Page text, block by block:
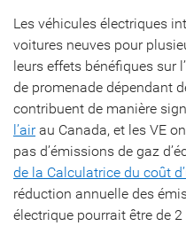
Les véhicules électriques
voitures neuves pour
leurs effets bénéfiques sur
de promenade dépendant
contribuent de manière
l’airau Canada, et les VE
pas d’émissions de gaz
de la Calculatrice du coût
réduction annuelle des
électrique pourrait être de